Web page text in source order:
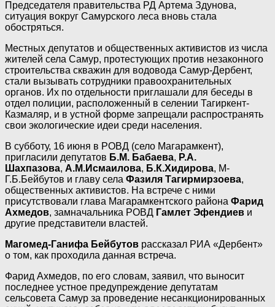
Председателя правительства РД Артема Здунова,
ситуация вокруг Самурского леса вновь стала
обостряться.
Местных депутатов и общественных активистов из числа
жителей села Самур, протестующих против незаконного
строительства скважин для водовода Самур-Дербент,
стали вызывать сотрудники правоохранительных
органов. Их по отдельности приглашали для беседы в
отдел полиции, расположенный в селении Тагиркент-
Казмаляр, и в устной форме запрещали распространять
свои экологические идеи среди населения.
В субботу, 16 июня в РОВД (село Магарамкент),
пригласили депутатов Б.М. Бабаева, Р.А.
Шахпазова, А.М.Исмаилова, Б.К.Хидирова, М-
Г.Б.Бейбутов и главу села Фазиля Тагирмирзоева,
общественных активистов. На встрече с ними
присутствовали глава Магарамкентского района Фарид
Ахмедов, замначальника РОВД Гамлет Эфендиев и
другие представители властей.
Магомед-Ганифа Бейбутов рассказал РИА «Дербент»
о том, как проходила данная встреча.
Фарид Ахмедов, по его словам, заявил, что выносит
последнее устное предупреждение депутатам
сельсовета Самур за проведение несанкционированных